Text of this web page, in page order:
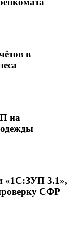
в
на
одежды
«1С:ЗУП 3.1»,
СФР